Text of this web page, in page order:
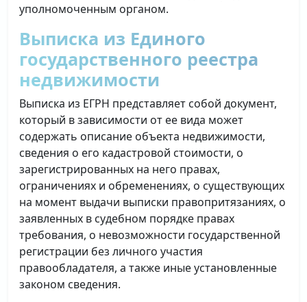
уполномоченным органом.
Выписка из Единого
государственного реестра
недвижимости
Выписка из ЕГРН представляет собой документ,
который в зависимости от ее вида может
содержать описание объекта недвижимости,
сведения о его кадастровой стоимости, о
зарегистрированных на него правах,
ограничениях и обременениях, о существующих
на момент выдачи выписки правопритязаниях, о
заявленных в судебном порядке правах
требования, о невозможности государственной
регистрации без личного участия
правообладателя, а также иные установленные
законом сведения.